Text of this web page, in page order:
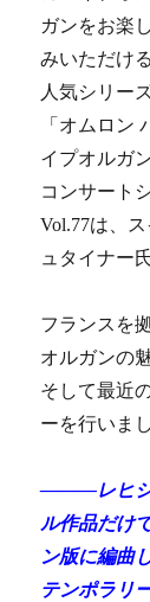
ガンをお楽し
みいただける
人気シリー
「オムロン
イプオルガ
コンサート
Vol.77は、
ュタイナー
フランスを
オルガンの
そして最近
ーを行いま
———レヒシ
ル作品だけ
ン版に編曲
テンポラリ